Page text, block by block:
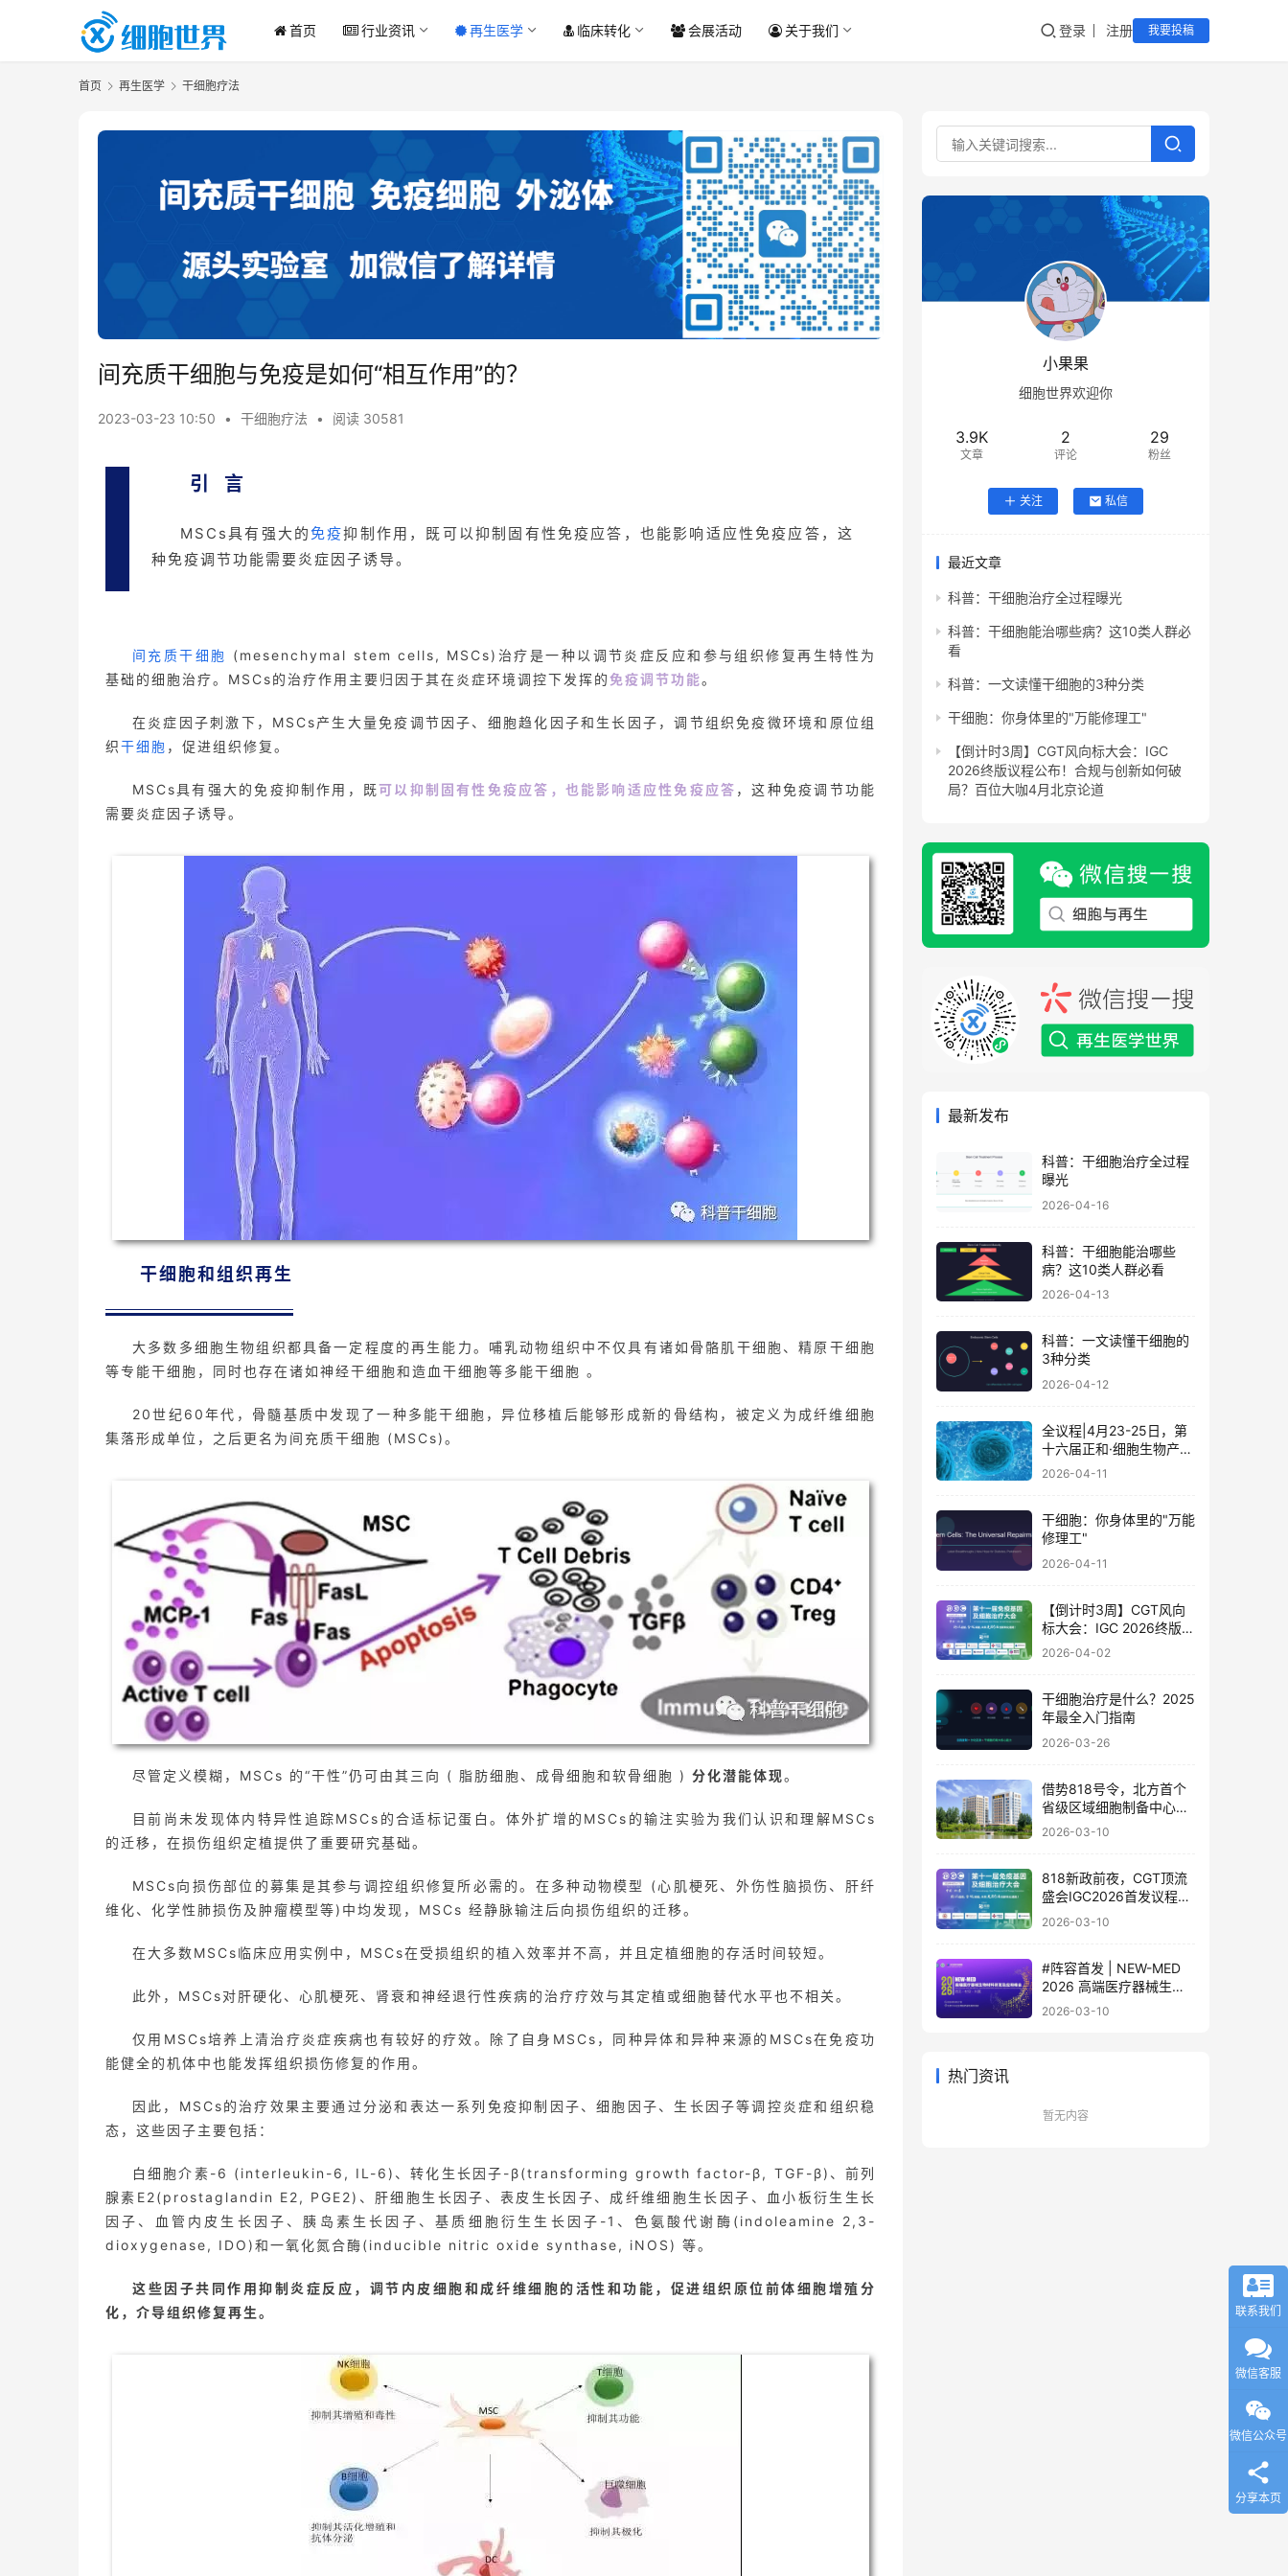
首页 行业资讯 再生医学 临床转化 会展活动 关于我们 登录 注册 我要投稿
首页 再生医学 干细胞疗法
间充质干细胞与免疫是如何“相互作用”的？
2023-03-23 10:50 • 干细胞疗法 • 阅读 30581
引 言
MSCs具有强大的 免疫抑制作用，既可以抑制固有性免疫应答，也能影响适应性免疫应答，这
种免疫调节功能需要炎症因子诱导。
间充质干细胞
(mesenchymal stem cells, MSCs)治疗是一种以调节炎症反应和参与组织修复再生特性为
基础的细胞治疗。MSCs的治疗作用主要归因于其在炎症环境调控下发挥的免疫调节功能。
在炎症因子刺激下，MSCs产生大量免疫调节因子、细胞趋化因子和生长因子，调节组织免疫微环境和原位组
织干细胞 ，促进组织修复。
MSCs具有强大的免疫抑制作用，既可以抑制固有性免疫应答，也能影响适应性免疫应答 ，这种免疫调节功能
需要炎症因子诱导。
干细胞和组织再生
大多数多细胞生物组织都具备一定程度的再生能力。哺乳动物组织中不仅具有诸如骨骼肌干细胞、精原干细胞
等专能干细胞，同时也存在诸如神经干细胞和造血干细胞等多能干细胞 。
20世纪60年代，骨髓基质中发现了一种多能干细胞，异位移植后能够形成新的骨结构，被定义为成纤维细胞
集落形成单位，之后更名为间充质干细胞 (MSCs)。
尽管定义模糊，MSCs 的“干性”仍可由其三向 ( 脂肪细胞、成骨细胞和软骨细胞 ) 分化潜能体现。
目前尚未发现体内特异性追踪MSCs的合适标记蛋白。体外扩增的MSCs的输注实验为我们认识和理解MSCs
的迁移，在损伤组织定植提供了重要研究基础。
MSCs向损伤部位的募集是其参与调控组织修复所必需的。在多种动物模型 (心肌梗死、外伤性脑损伤、肝纤
维化、化学性肺损伤及肿瘤模型等)中均发现，MSCs 经静脉输注后向损伤组织的迁移。
在大多数MSCs临床应用实例中，MSCs在受损组织的植入效率并不高，并且定植细胞的存活时间较短。
此外，MSCs对肝硬化、心肌梗死、肾衰和神经退行性疾病的治疗疗效与其定植或细胞替代水平也不相关。
仅用MSCs培养上清治疗炎症疾病也有较好的疗效。除了自身MSCs，同种异体和异种来源的MSCs在免疫功
能健全的机体中也能发挥组织损伤修复的作用。
因此，MSCs的治疗效果主要通过分泌和表达一系列免疫抑制因子、细胞因子、生长因子等调控炎症和组织稳
态，这些因子主要包括：
白细胞介素-6 (interleukin-6, IL-6)、转化生长因子-β(transforming growth factor-β, TGF-β)、前列
腺素E2(prostaglandin E2, PGE2)、肝细胞生长因子、表皮生长因子、成纤维细胞生长因子、血小板衍生生长
因子、血管内皮生长因子、胰岛素生长因子、基质细胞衍生生长因子-1、色氨酸代谢酶(indoleamine 2,3-
dioxygenase, IDO)和一氧化氮合酶(inducible nitric oxide synthase, iNOS) 等。
这些因子共同作用抑制炎症反应，调节内皮细胞和成纤维细胞的活性和功能，促进组织原位前体细胞增殖分
化，介导组织修复再生。
小果果
细胞世界欢迎你
3.9K
文章
2
评论
29
粉丝
关注 私信
最近文章
科普：干细胞治疗全过程曝光
科普：干细胞能治哪些病？这10类人群必
看
科普：一文读懂干细胞的3种分类
干细胞：你身体里的"万能修理工"
【倒计时3周】CGT风向标大会：IGC
2026终版议程公布！合规与创新如何破
局？百位大咖4月北京论道
最新发布
科普：干细胞治疗全过程
曝光
2026-04-16
科普：干细胞能治哪些
病？这10类人群必看
2026-04-13
科普：一文读懂干细胞的
3种分类
2026-04-12
全议程|4月23-25日，第
十六届正和·细胞生物产业
大会暨细胞治疗与再生医
2026-04-11
干细胞：你身体里的"万能
修理工"
2026-04-11
【倒计时3周】CGT风向
标大会：IGC 2026终版议
程公布！合规与创新如何
2026-04-02
干细胞治疗是什么？2025
年最全入门指南
2026-03-26
借势818号令，北方首个
省级区域细胞制备中心落
地
2026-03-10
818新政前夜，CGT顶流
盛会IGC2026首发议程公
布！体内细胞/基因治疗/
决策者4月齐聚北京
2026-03-10
#阵容首发 | NEW-MED
2026 高端医疗器械生物
材料研发及应用峰会 北京
2026-03-10
热门资讯
暂无内容
联系我们
微信客服
微信公众号
分享本页